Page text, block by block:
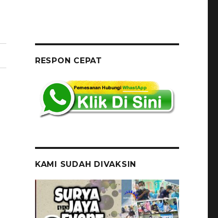
RESPON CEPAT
KAMI SUDAH DIVAKSIN